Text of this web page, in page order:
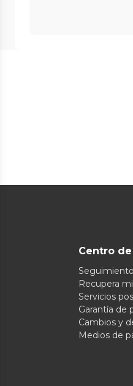
Centro
Recupera
Servicios
Garantía de
Cambios y
Medios de